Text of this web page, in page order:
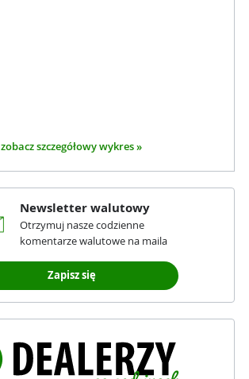
zobacz szczegółowy wykres »
Newsletter walutowy
Otrzymuj nasze codzienne
komentarze walutowe na maila
Zapisz się